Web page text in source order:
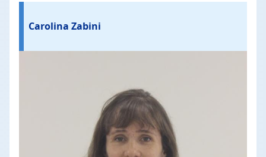
Carolina Zabini